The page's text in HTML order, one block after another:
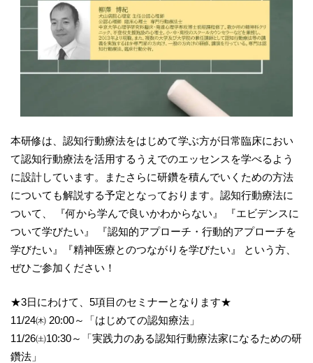
本研修は、認知行動療法をはじめて学ぶ方が日常臨床におい
て認知行動療法を活用するうえでのエッセンスを学べるよう
に設計しています。またさらに研鑽を積んでいくための方法
についても解説する予定となっております。認知行動療法に
ついて、 『何から学んで良いかわからない』 『エビデンスに
ついて学びたい』 『認知的アプローチ・行動的アプローチを
学びたい』『精神医療とのつながりを学びたい』 という方、
ぜひご参加ください！
★3日にわけて、5項目のセミナーとなります★
11/24㈭ 20:00～「はじめての認知療法」
11/26㈯10:30～「実践力のある認知行動療法家になるための研
鑽法」